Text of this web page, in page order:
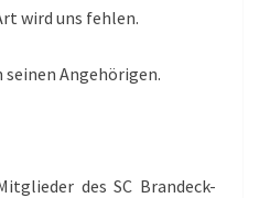
wird uns fehlen.
Angehörigen.
des SC Brandeck-